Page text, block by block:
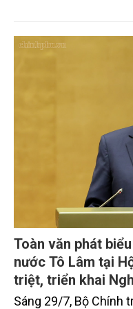
trưởng khá. Diện tích
thủy sản đều tăng nhẹ.
Toàn văn phát
nước Tô Lâm tại
triệt, triển khai
ương 3, khóa XIV
Sáng 29/7, Bộ Chính